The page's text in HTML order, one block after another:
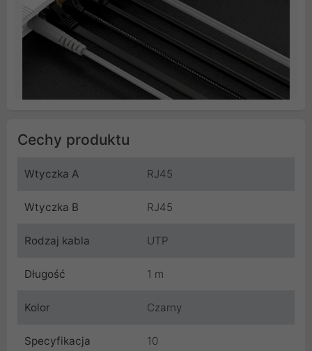
Cechy produktu
Wtyczka A RJ45
Wtyczka B RJ45
Rodzaj kabla UTP
Długość 1 m
Kolor Czarny
Specyfikacja
10